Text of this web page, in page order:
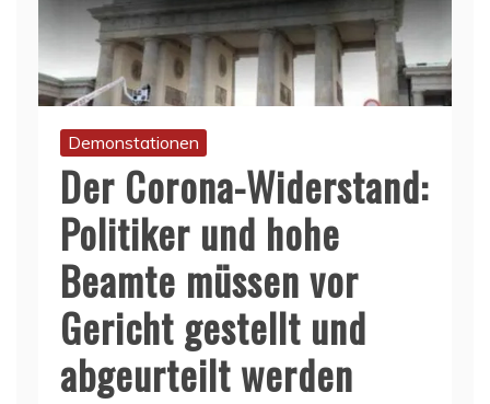
Demonstationen
Der Corona-Widerstand:
Politiker und hohe
Beamte müssen vor
Gericht gestellt und
abgeurteilt werden